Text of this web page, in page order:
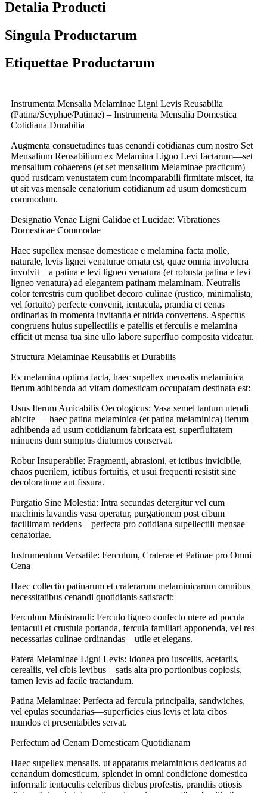
Detalia Producti
Singula Productarum
Etiquettae Productarum
Instrumenta Mensalia Melaminae Ligni Levis Reusabilia
(Patina/Scyphae/Patinae) – Instrumenta Mensalia Domestica
Cotidiana Durabilia
Augmenta consuetudines tuas cenandi cotidianas cum nostro Set
Mensalium Reusabilium ex Melamina Ligno Levi factarum—set
mensalium cohaerens (et set mensalium Melaminae practicum)
quod rusticam venustatem cum incomparabili firmitate miscet, ita
ut sit vas mensale cenatorium cotidianum ad usum domesticum
commodum.
Designatio Venae Ligni Calidae et Lucidae: Vibrationes
Domesticae Commodae
Haec supellex mensae domesticae e melamina facta molle,
naturale, levis lignei venaturae ornata est, quae omnia involucra
involvit—a patina e levi ligneo venatura (et robusta patina e levi
ligneo venatura) ad elegantem patinam melaminam. Neutralis
color terrestris cum quolibet decoro culinae (rustico, minimalista,
vel fortuito) perfecte convenit, ientacula, prandia et cenas
ordinarias in momenta invitantia et nitida convertens. Aspectus
congruens huius supellectilis e patellis et ferculis e melamina
efficit ut mensa tua sine ullo labore superfluo composita videatur.
Structura Melaminae Reusabilis et Durabilis
Ex melamina optima facta, haec supellex mensalis melaminica
iterum adhibenda ad vitam domesticam occupatam destinata est:
Usus Iterum Amicabilis Oecologicus: Vasa semel tantum utendi
abicite — haec patina melaminica (et patina melaminica) iterum
adhibenda ad usum cotidianum fabricata est, superfluitatem
minuens dum sumptus diuturnos conservat.
Robur Insuperabile: Fragmenti, abrasioni, et ictibus invicibile,
chaos puerilem, ictibus fortuitis, et usui frequenti resistit sine
decoloratione aut fissura.
Purgatio Sine Molestia: Intra secundas detergitur vel cum
machinis lavandis vasa operatur, purgationem post cibum
facillimam reddens—perfecta pro cotidiana supellectili mensae
cenatoriae.
Instrumentum Versatile: Ferculum, Craterae et Patinae pro Omni
Cena
Haec collectio patinarum et craterarum melaminicarum omnibus
necessitatibus cenandi quotidianis satisfacit:
Ferculum Ministrandi: Ferculo ligneo confecto utere ad pocula
ientaculi et crustula portanda, fercula familiari apponenda, vel res
necessarias culinae ordinandas—utile et elegans.
Patera Melaminae Ligni Levis: Idonea pro iuscellis, acetariis,
cerealiis, vel cibis levibus—satis alta pro portionibus copiosis,
tamen levis ad facile tractandum.
Patina Melaminae: Perfecta ad fercula principalia, sandwiches,
vel epulas secundarias—superficies eius levis et lata cibos
mundos et presentabiles servat.
Perfectum ad Cenam Domesticam Quotidianam
Haec supellex mensalis, ut apparatus melaminicus dedicatus ad
cenandum domesticum, splendet in omni condicione domestica
informali: ientaculis celeribus diebus profestis, prandiis otiosis